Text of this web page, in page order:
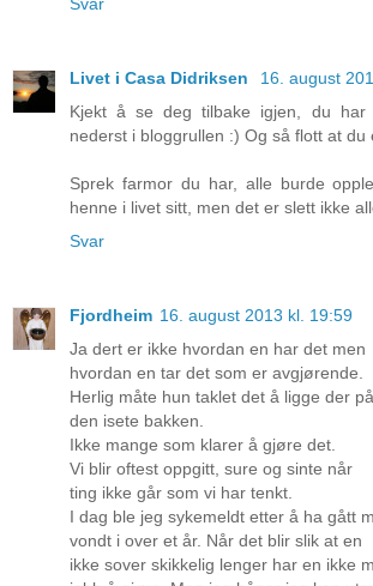
Livet i Casa Didriksen
16. august
Kjekt å se deg tilbake igjen, du har
nederst i bloggrullen :) Og så flott at du
Sprek farmor du har, alle burde
henne i livet sitt, men det er slett ikke
Svar
Fjordheim 16. august 2013 kl. 19:59
Ja dert er ikke hvordan en har det men
hvordan en tar det som er avgjørende.
Herlig måte hun taklet det å ligge der på
den isete bakken.
Ikke mange som klarer å gjøre det.
Vi blir oftest oppgitt, sure og sinte når
ting ikke går som vi har tenkt.
I dag ble jeg sykemeldt etter å ha gått
vondt i over et år. Når det blir slik at en
ikke sover skikkelig lenger har en ikke